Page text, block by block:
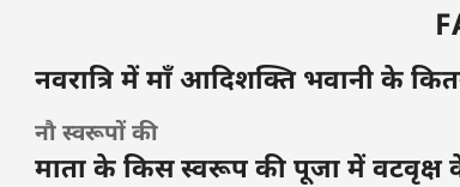
नवरात्रि में माँ आदिशक्ति भवानी के
नौ स्वरूपों की
माता के किस स्वरूप की पूजा में वटवृक्ष